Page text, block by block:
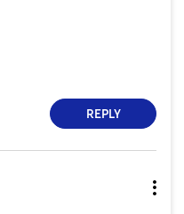
REPLY